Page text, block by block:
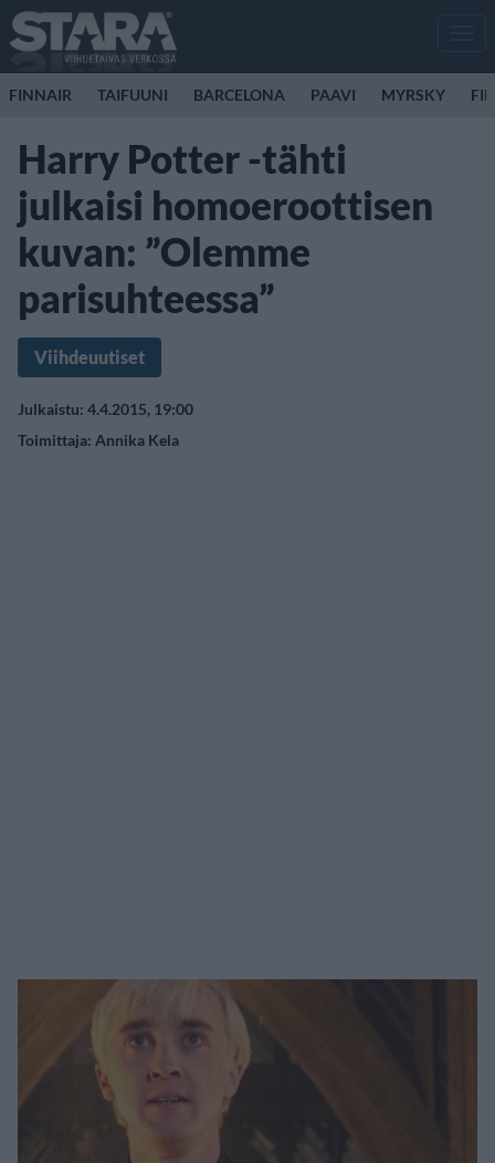
FINNAIR TAIFUUNI BARCELONA PAAVI MYRSKY
Harry Potter -tähti
julkaisi homoeroottisen
kuvan: ”Olemme
parisuhteessa”
Viihdeuutiset
Julkaistu: 4.4.2015, 19:00
Toimittaja: Annika Kela